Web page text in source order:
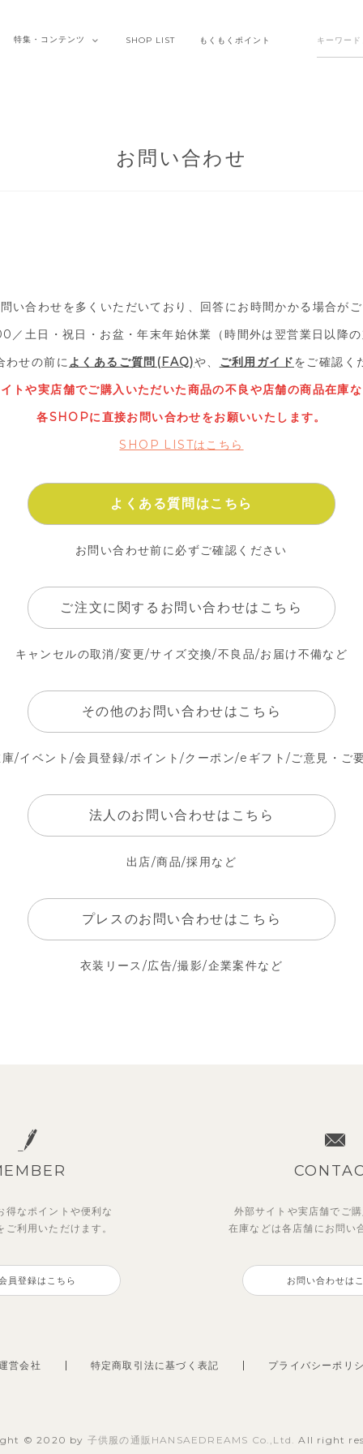
特集・ コンテンツ SHOP LIST もくもくポイント
お問い合わせ
い合わせを多くいただいており、 回答にお時間かかる場合が
土日・祝日・お盆・年末年始休業 （時間外は翌営業日以降
わせの前によくあるご質問(FAQ)や、 ご利用ガイドをご確認く
トや実店舗でご購入いただいた商品の不良や店舗の商品在庫
各SHOPに直接お問い合わせをお願いいたします。
SHOP LISTはこちら
よくある質問はこちら
お問い合わせ前に必ずご確認ください
ご注文に関するお問い合わせはこちら
キャンセルの取消/変更/サイズ交換/不良品/お届け不備など
その他のお問い合わせはこちら
/イベント/会員登録/ポイント/クーポン/eギフト/ご意見・ご
法人のお問い合わせはこちら
出店/商品/採用など
プレスのお問い合わせはこちら
衣装リース/広告/撮影/企業案件など
得なポイントや便利な
ご利用いただけます。
員登録はこちら
外部サイトや実店舗でご
在庫などは各店舗に お問い
お問い合わせは
営会社 特定商取引法に基づく表記 プライバシーポリ
© 2020 by 子供服の通販HANSAEDREAMS Co.,Ltd.All right